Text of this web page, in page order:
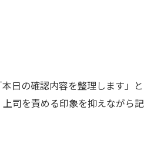
日の確認内容を整理します」と
司を責める印象を抑えながら記